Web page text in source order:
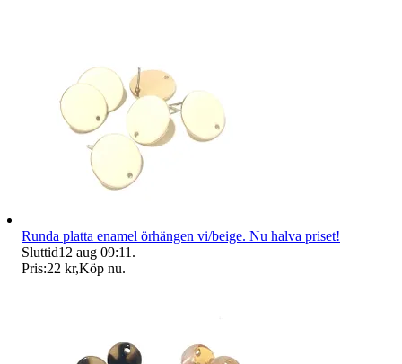
Runda platta enamel örhängen vi/beige. Nu halva priset!
Sluttid12 aug 09:11 .
Pris:22 kr,Köp nu.